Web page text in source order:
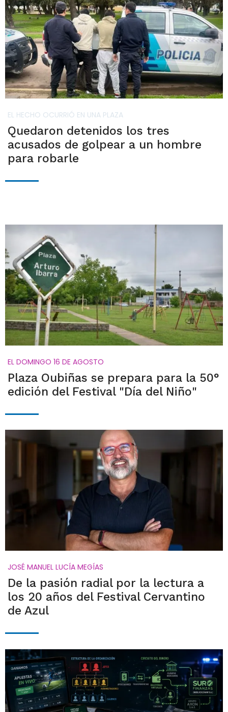
EL HECHO OCURRIÓ EN UNA PLAZA
Quedaron detenidos los tres
acusados de golpear a un hombre
para robarle
EL DOMINGO 16 DE AGOSTO
Plaza Oubiñas se prepara para la 50°
edición del Festival "Día del Niño"
JOSÉ MANUEL LUCÍA MEGÍAS
De la pasión radial por la lectura a
los 20 años del Festival Cervantino
de Azul